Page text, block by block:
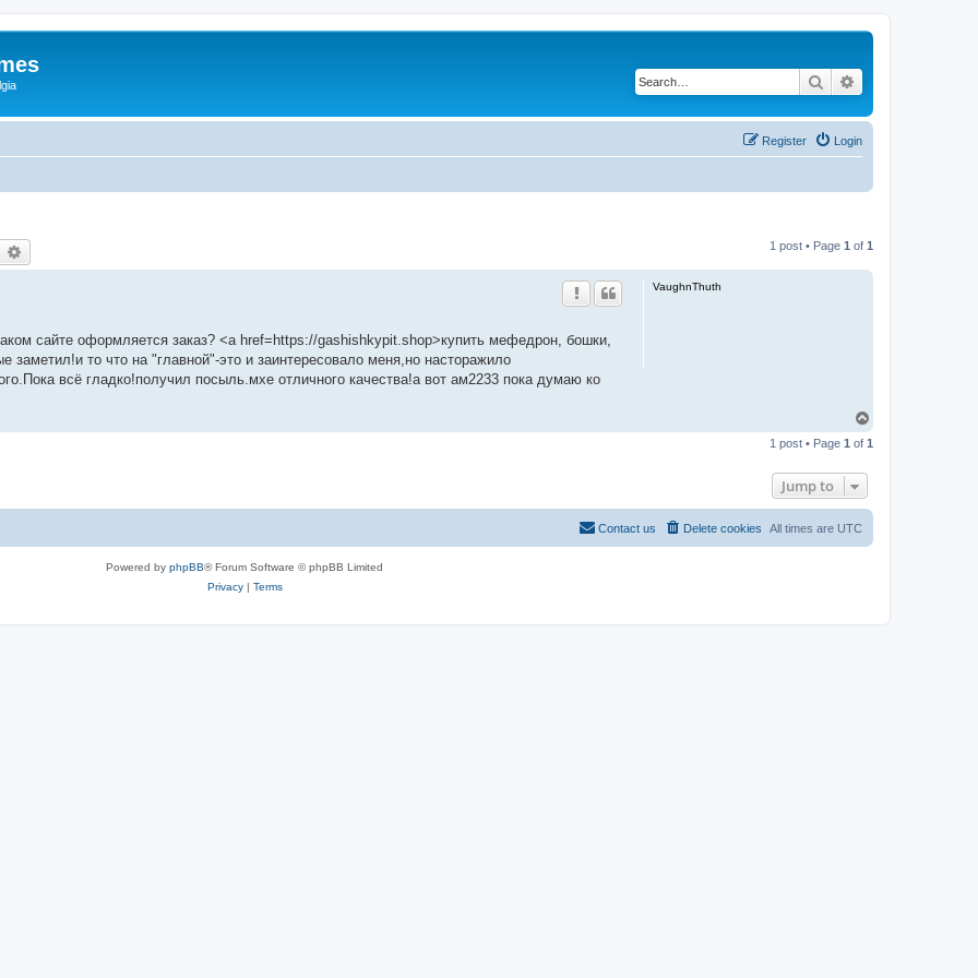
Search
Login
Register
Search 1 post • Page 1 of 1
VaughnThuth
сайте оформляется заказ? <a href=https://gashishkypit.shop>купить мефедрон, бошки,
то что на "главной"-это и заинтересовало меня,но насторажило
всё гладко!получил посыль.мхе отличного качества!а вот ам2233 пока думаю ко
p
1 post • Page 1 of 1
Jump to
All times are UTC
Delete cookies
Contact us
Powered by phpBB® Forum Software © phpBB Limited
Privacy| Terms